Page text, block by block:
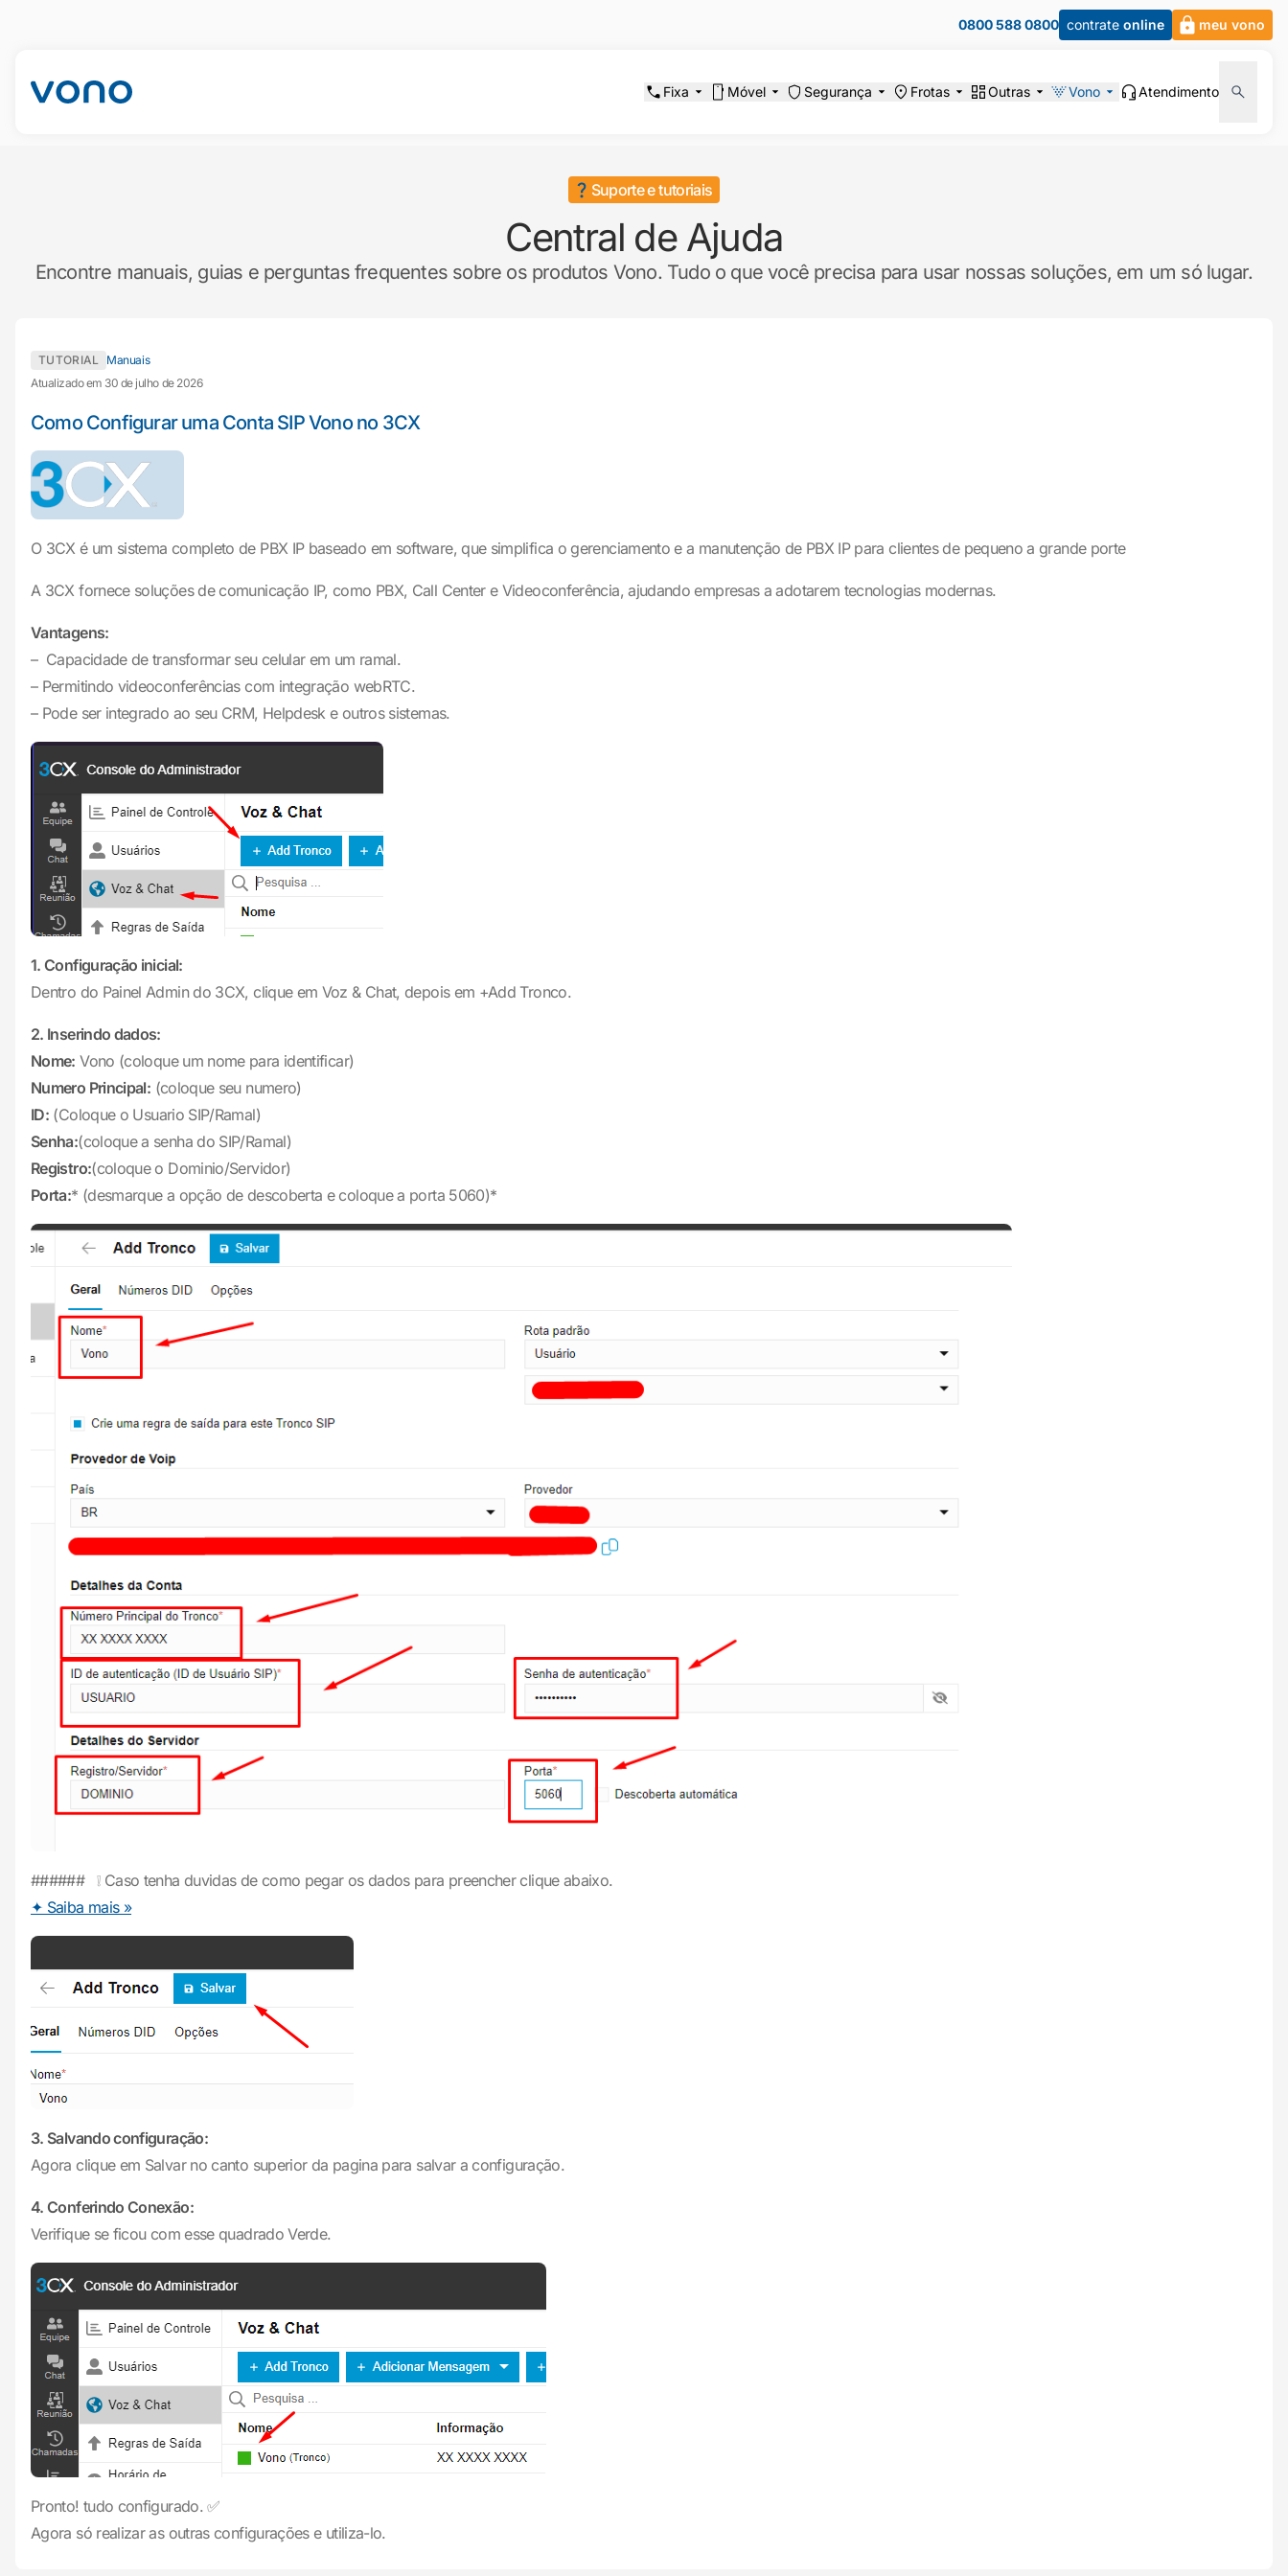
0800 588 0800 contrate online meu vono
Fixa Móvel Segurança Frotas Outras Vono Atendimento
Suporte e tutoriais
Central de Ajuda
Encontre manuais, guias e perguntas frequentes sobre os produtos Vono. Tudo o que você precisa para usar nossas soluções, em um só lugar.
TUTORIAL Manuais
Atualizado em 30 de julho de 2026
Como Configurar uma Conta SIP Vono no 3CX
O 3CX é um sistema completo de PBX IP baseado em software, que simplifica o gerenciamento e a manutenção de PBX IP para clientes de pequeno a grande porte
A 3CX fornece soluções de comunicação IP, como PBX, Call Center e Videoconferência, ajudando empresas a adotarem tecnologias modernas.
Vantagens:
– Capacidade de transformar seu celular em um ramal.
– Permitindo videoconferências com integração webRTC.
– Pode ser integrado ao seu CRM, Helpdesk e outros sistemas.
1. Configuração inicial:
Dentro do Painel Admin do 3CX, clique em Voz & Chat, depois em +Add Tronco.
2. Inserindo dados:
Nome: Vono (coloque um nome para identificar)
Numero Principal: (coloque seu numero)
ID: (Coloque o Usuario SIP/Ramal)
Senha:(coloque a senha do SIP/Ramal)
Registro:(coloque o Dominio/Servidor)
Porta:* (desmarque a opção de descoberta e coloque a porta 5060)*
###### ❕ Caso tenha duvidas de como pegar os dados para preencher clique abaixo.
✦ Saiba mais »
3. Salvando configuração:
Agora clique em Salvar no canto superior da pagina para salvar a configuração.
4. Conferindo Conexão:
Verifique se ficou com esse quadrado Verde.
Pronto! tudo configurado. ✅
Agora só realizar as outras configurações e utiliza-lo.